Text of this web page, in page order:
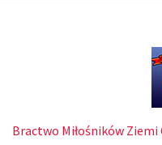
Bractwo Miłośników Ziemi